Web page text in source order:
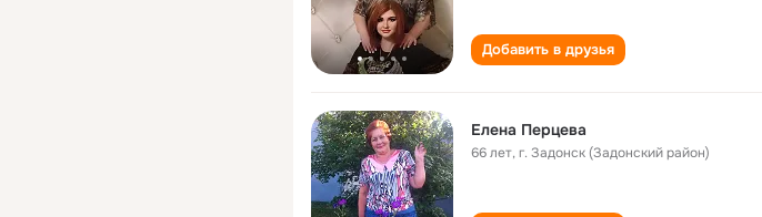
Добавить в друзья
Елена Перцева
66 лет,г. Задонск (Задонский район)